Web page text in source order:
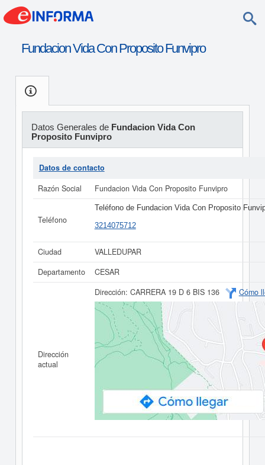
Fundacion Vida Con Proposito Funvipro
Datos Generales de Fundacion Vida Con
Proposito Funvipro
Datos de contacto
Razón Social
Fundacion Vida Con Proposito Funvipro
Teléfono
Teléfono de Fundacion Vida Con Proposito
3214075712
Ciudad
VALLEDUPAR
Departamento
CESAR
Dirección
actual
Dirección: CARRERA 19 D 6 BIS 136 Cómo